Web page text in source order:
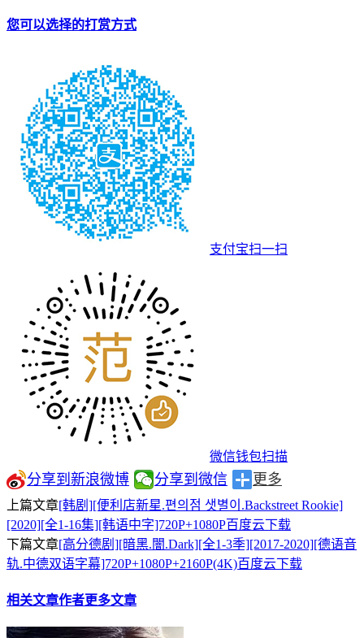
您可以选择的打赏方式
支付宝扫一扫
微信钱包扫描
分享到新浪微博 分享到微信 更多
上篇文章[韩剧][便利店新星.편의점 샛별이.Backstreet Rookie]
[2020][全1-16集][韩语中字]720P+1080P百度云下载
下篇文章[高分德剧][暗黑.闇.Dark][全1-3季][2017-2020][德语音
轨.中德双语字幕]720P+1080P+2160P(4K)百度云下载
相关文章作者更多文章